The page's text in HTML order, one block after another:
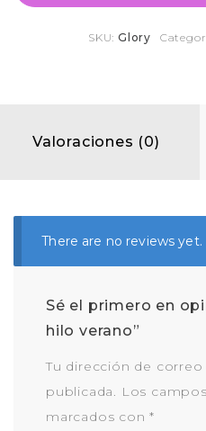
SKU: Glory
Valoraciones (0)
There are no reviews yet.
Sé el primero en
hilo verano”
Tu dirección de
publicada.
Los
marcados con*